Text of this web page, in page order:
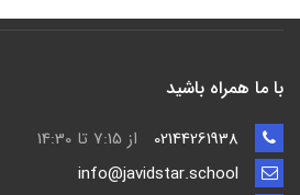
با ما همراه باشید
از 7:15 تا 14:30